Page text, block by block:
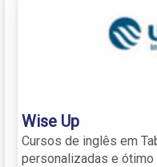
Wise Up
Cursos de inglês em
personalizadas e ótimo